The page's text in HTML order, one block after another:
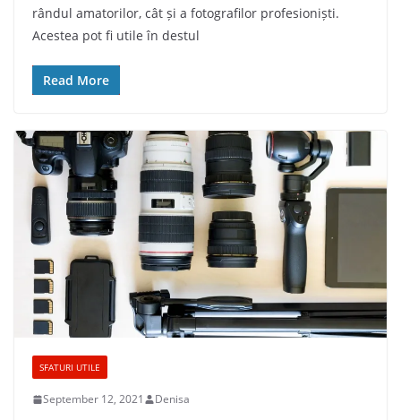
rândul amatorilor, cât și a fotografilor profesioniști.
Acestea pot fi utile în destul
Read More
SFATURI UTILE
September 12, 2021 Denisa